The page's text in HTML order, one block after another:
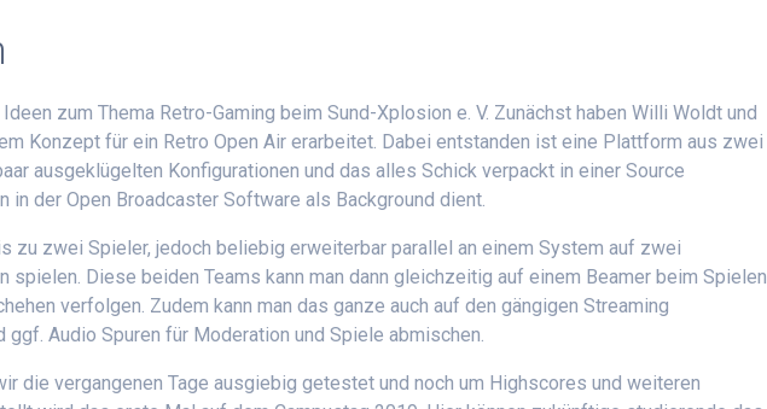
zum Thema Retro-Gaming beimSund-Xplosion e. V. Zunächst haben WilliWoldt und
Konzept für ein Retro OpenAir erarbeitet. Dabei entstanden ist eine Plattform aus zwei
ausgeklügelten Konfigurationen und das alles Schick verpackt in einerSource
in der Open Broadcaster Software als Background dient.
zu zwei Spieler, jedoch beliebig erweiterbar parallel an einem System auf zwei
spielen. Diese beiden Teams kann man dann gleichzeitig auf einem Beamer beim Spielen
verfolgen. Zudem kann man das ganze auch auf den gängigen Streaming
ggf. Audio Spuren für Moderation und Spiele abmischen.
die vergangenen Tage ausgiebig getestet und noch um Highscores und weiteren